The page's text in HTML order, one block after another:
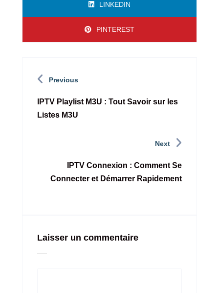
LINKEDIN
PINTEREST
Previous
IPTV Playlist M3U : Tout Savoir sur les
Listes M3U
Next
IPTV Connexion : Comment Se
Connecter et Démarrer Rapidement
Laisser un commentaire